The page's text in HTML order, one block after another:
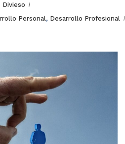
Divieso
Personal, Desarrollo Profesional